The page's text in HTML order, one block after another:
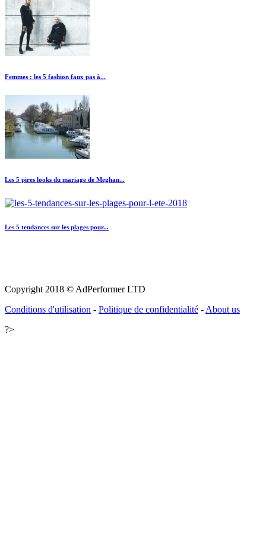
Femmes : les 5 fashion faux pas à...
Les 5 pires looks du mariage de Meghan...
Les 5 tendances sur les plages pour...
Copyright 2018 © AdPerformer LTD
Conditions d'utilisation - Politique de confidentialité -About us
?>